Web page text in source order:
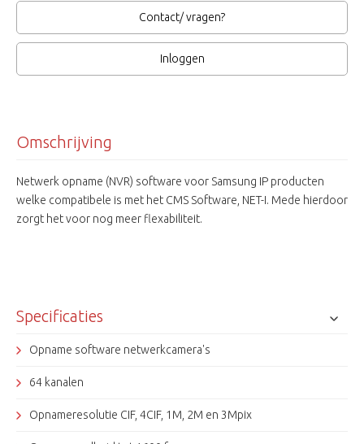
Contact/ vragen?
Inloggen
Omschrijving
Netwerk opname (NVR) software voor Samsung IP producten
welke compatibele is met het CMS Software, NET-I. Mede hierdoor
zorgt het voor nog meer flexabiliteit.
Specificaties
Opname software netwerkcamera's
64 kanalen
Opnameresolutie CIF, 4CIF, 1M, 2M en 3Mpix